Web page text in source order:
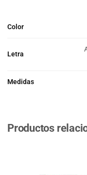
Color
Letra
Medidas
Productos